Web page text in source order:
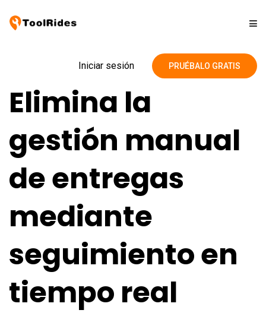
Precios
Contacto
Blog
Iniciar sesión PRUÉBALO GRATIS
Elimina la
gestión manual
de entregas
mediante
seguimiento en
tiempo real